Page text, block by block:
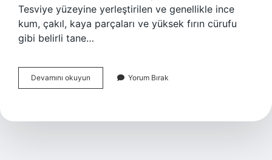
Tesviye yüzeyine yerleştirilen ve genellikle ince
kum, çakıl, kaya parçaları ve yüksek fırın cürufu
gibi belirli tane…
Devamını okuyun
Tabakası
Yorum Bırak